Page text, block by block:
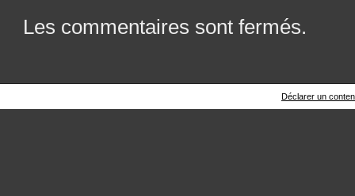
Les commentaires sont fermés.
Déclarer un